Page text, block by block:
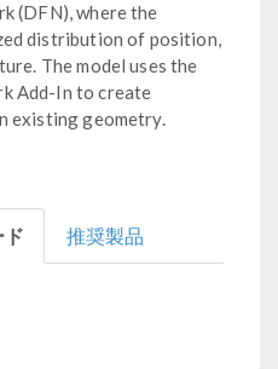
(DFN), where the
distribution of position,
The model uses the
Add-In to create
existing geometry.
推奨製品